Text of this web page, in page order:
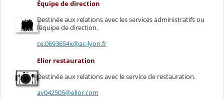
Équipe de direction
Destinée aux relations avec les services administratifs ou
l’équipe de direction.
ce.0693654x@ac-lyon.fr
Elior restauration
Destinée aux relations avec le service de restauration.
av042505@elior.com